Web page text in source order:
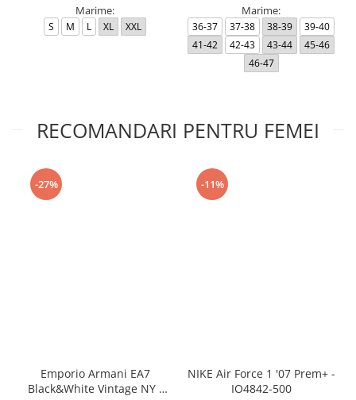
Marime:
S M L XL XXL
Marime:
36-37 37-38 38-39
39-40
41-42
42-43 43-44
45-46
46-47
RECOMANDARI PENTRU FEMEI
-27%
Emporio Armani EA7
Black&White Vintage NY -
-11%
NIKE Air Force 1 '07 Prem+ -
IO4842-500